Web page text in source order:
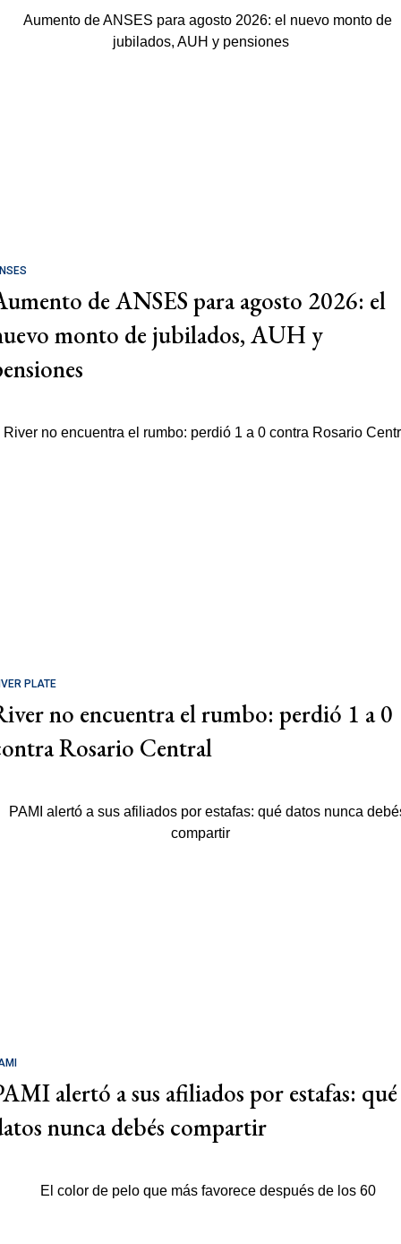
de ANSES para agosto 2026: el
monto de jubilados, AUH y
PLATE
no encuentra el rumbo: perdió 1 a 0
Rosario Central
alertó a sus afiliados por estafas: qué
nunca debés compartir